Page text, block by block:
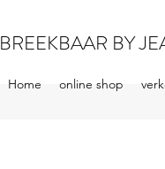
BREEKBAAR BY
Home online shop